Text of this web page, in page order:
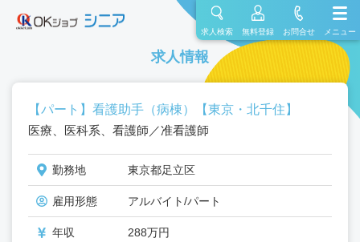
求人検索 無料登録 お問合せ メニュー
求人情報
【パート】看護助手（病棟）【東京・北千住】
医療、医科系、看護師／准看護師
勤務地 東京都足立区
雇用形態 アルバイト/パート
年収 288万円